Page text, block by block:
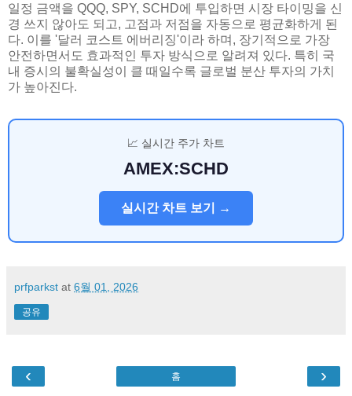
일정 금액을 QQQ, SPY, SCHD에 투입하면 시장 타이밍을 신
경 쓰지 않아도 되고, 고점과 저점을 자동으로 평균화하게 된
다. 이를 '달러 코스트 에버리징'이라 하며, 장기적으로 가장
안전하면서도 효과적인 투자 방식으로 알려져 있다. 특히 국
내 증시의 불확실성이 클 때일수록 글로벌 분산 투자의 가치
가 높아진다.
📈 실시간 주가 차트
AMEX:SCHD
실시간 차트 보기 →
prfparkst at 6월 01, 2026
공유
‹ ›
홈